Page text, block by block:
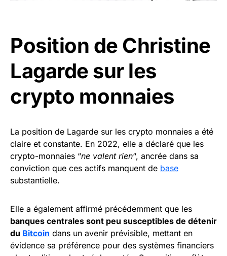
Position de Christine
Lagarde sur les
crypto monnaies
La position de Lagarde sur les crypto monnaies a été
claire et constante. En 2022, elle a déclaré que les
crypto-monnaies “ne valent rien“, ancrée dans sa
conviction que ces actifs manquent de base
substantielle.
Elle a également affirmé précédemment que les
banques centrales sont peu susceptibles de détenir
du Bitcoin dans un avenir prévisible, mettant en
évidence sa préférence pour des systèmes financiers